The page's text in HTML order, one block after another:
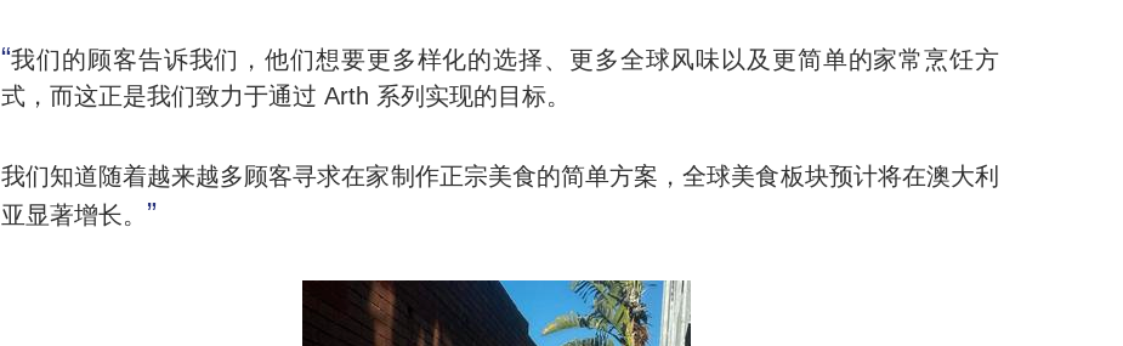
“我们的顾客告诉我们，他们想要更多样化的选择、更多全球风味以及更简单的家常烹饪方
式，而这正是我们致力于通过 Arth 系列实现的目标。
我们知道随着越来越多顾客寻求在家制作正宗美食的简单方案，全球美食板块预计将在澳大利
亚显著增长。 ”